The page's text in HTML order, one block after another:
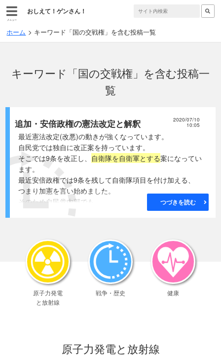
メニュー
おしえて！ゲンさん！
ホーム キーワード「国の交戦権」を含む投稿一覧
キーワード「国の交戦権」を含む投稿一
覧
追加・安倍政権の憲法改定と解釈 2020/07/10
10:05
最近憲法改定(改悪)の動きが強くなっています。
自民党では独自に改正案を持っています。
そこでは9条を改正し、
自衛隊を自衛軍とする案になってい
ます。
最近安倍政権では9条を残して自衛隊項目を付け加える、
つまり加憲を言い始めました。
そのため自民党内部でも
自民党案との整合性が取れなくなるとの異論が出ています。
まず現行の9条です。
第9条[戦争の放棄、戦力の不保持、交戦権の否認]
第1項 日本国民は、正義と秩序を基調とする国際平和を
誠実に希求し、
国権の発動たる戦争と、
武力による威嚇又は武力
の行使は、
陸海空軍その他の 戦力は、これを保持しない
つづきを読む
原子力発電
と放射線
戦争・歴史 健康
原子力発電と放射線